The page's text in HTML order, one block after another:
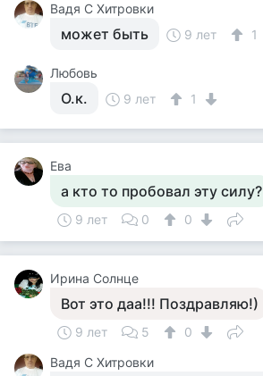
Вадя С Хитровки
может быть 9 лет 1
Любовь
О.к. 9 лет 1
Ева
а кто то пробовал эту силу?
9 лет 0 0
Ирина Солнце
Вот это даа!!! Поздравляю!)
9 лет 5
0
Вадя С Хитровки